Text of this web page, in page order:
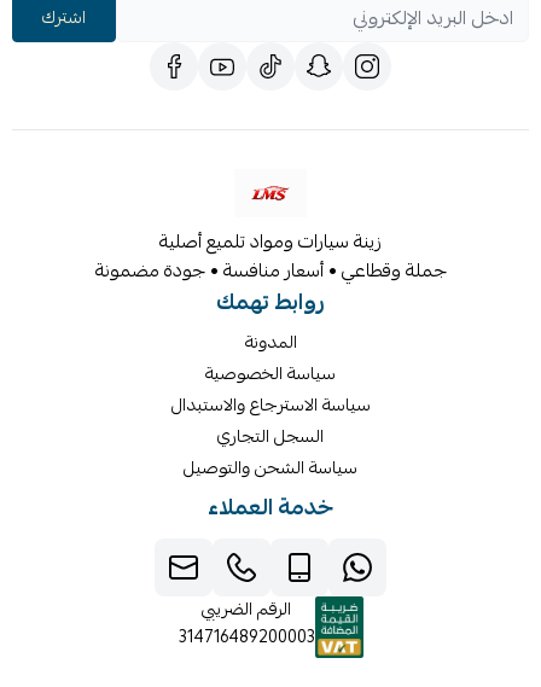
اشترك
زينة سيارات ومواد تلميع أصلية
جملة وقطاعي • أسعار منافسة • جودة مضمونة
روابط تهمك
المدونة
سياسة الخصوصية
سياسة الاسترجاع والاستبدال
السجل التجاري
سياسة الشحن والتوصيل
خدمة العملاء
الرقم الضريبي
314716489200003